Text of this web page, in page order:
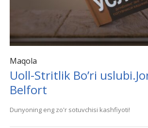
Maqola
Uoll-Stritlik Bo’ri
Belfort
Dunyoning eng zo'r sotuvchisi kashfiyoti!